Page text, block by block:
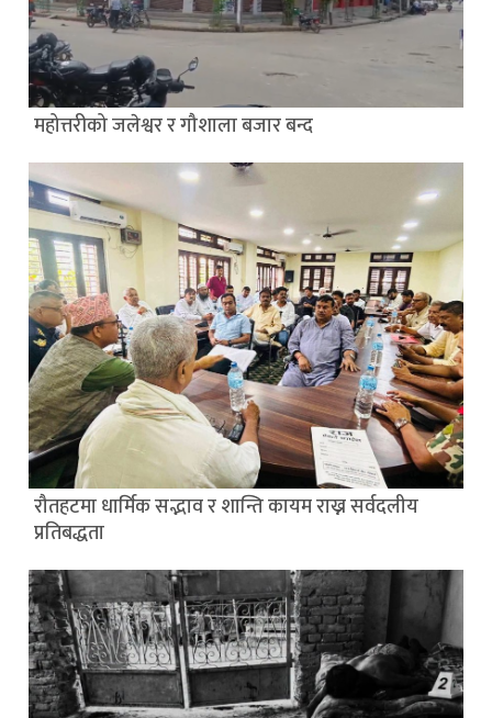
महोत्तरीको जलेश्वर र गौशाला बजार बन्द
रौतहटमा धार्मिक सद्भाव र शान्ति कायम राख्न सर्वदलीय
प्रतिबद्धता